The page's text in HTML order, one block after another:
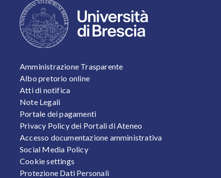
FOOTER 1
Amministrazione Trasparente
Albo pretorio online
Atti di notifica
Note Legali
Portale dei pagamenti
Privacy Policy dei Portali di Ateneo
Accesso documentazione amministrativa
Social Media Policy
Cookie settings
Protezione Dati Personali